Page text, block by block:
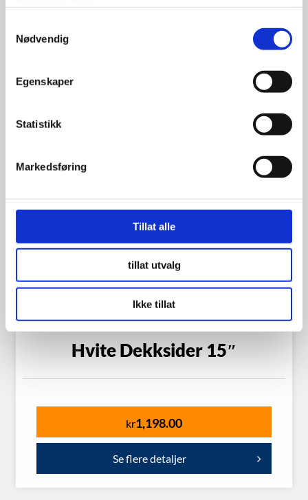
Nødvendig
Egenskaper
Statistikk
Markedsføring
Tillat alle
tillat utvalg
Ikke tillat
Hvite Dekksider 15″
kr1,198.00
Se flere detaljer